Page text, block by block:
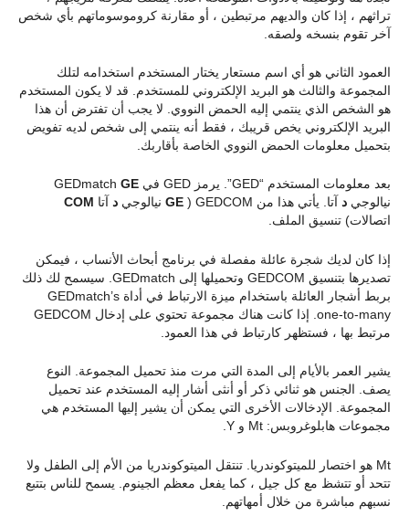
تراثهم ، إذا كان والديهم مرتبطين ، أو مقارنة كروموسوماتهم بأي شخص
آخر تقوم بنسخه ولصقه.
العمود الثاني هو أي اسم مستعار يختار المستخدم استخدامه لتلك
المجموعة والثالث هو البريد الإلكتروني للمستخدم. قد لا يكون المستخدم
هو الشخص الذي ينتمي إليه الحمض النووي. لا يجب أن تفترض أن هذا
البريد الإلكتروني يخص قريبك ، فقط أنه ينتمي إلى شخص لديه تفويض
بتحميل معلومات الحمض النووي الخاصة بأقاربك.
بعد معلومات المستخدم “GED”. يرمز GED في GEDmatch
GE
نيالوجي د آتا. يأتي هذا من GEDCOM ( نيالوجي د آتا
اتصالات) تنسيق الملف.
إذا كان لديك شجرة عائلة مفصلة في برنامج أبحاث الأنساب ، فيمكن
تصديرها بتنسيق GEDCOM وتحميلها إلى GEDmatch. سيسمح لك ذلك
بربط أشجار العائلة باستخدام ميزة الارتباط في أداة GEDmatch’s
one-to-many. إذا كانت هناك مجموعة تحتوي على إدخال GEDCOM
مرتبط بها ، فستظهر كارتباط في هذا العمود.
يشير العمر بالأيام إلى المدة التي مرت منذ تحميل المجموعة. النوع
يصف. الجنس هو ثنائي ذكر أو أنثى أشار إليه المستخدم عند تحميل
المجموعة. الإدخالات الأخرى التي يمكن أن يشير إليها المستخدم هي
مجموعات هابلوغروبس: Mt و Y.
Mt هو اختصار للميتوكوندريا. تنتقل الميتوكوندريا من الأم إلى الطفل ولا
تتحد أو تتشظ مع كل جيل ، كما يفعل معظم الجينوم. يسمح للناس بتتبع
نسبهم مباشرة من خلال أمهاتهم.